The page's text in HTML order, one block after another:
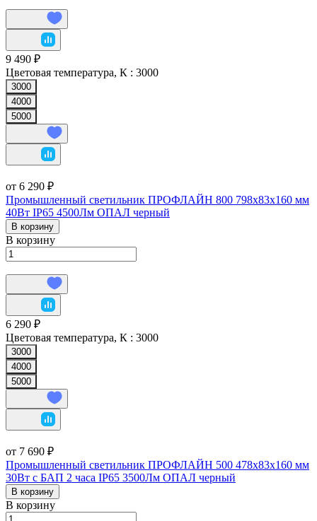
9 490 ₽
Цветовая температура, К : 3000
3000
4000
5000
от 6 290 ₽
Промышленный светильник ПРОФЛАЙН 800 798х83х160 мм
40Вт IP65 4500Лм ОПАЛ черный
В корзину
В корзину
6 290 ₽
Цветовая температура, К : 3000
3000
4000
5000
от 7 690 ₽
Промышленный светильник ПРОФЛАЙН 500 478х83х160 мм
30Вт с БАП 2 часа IP65 3500Лм ОПАЛ черный
В корзину
В корзину